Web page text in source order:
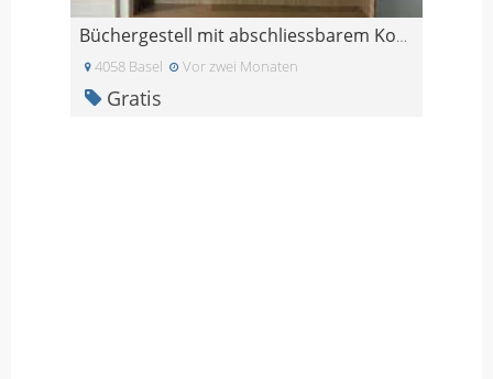
Büchergestell mit abschliessbarem Korpus und 3 Sch
4058 Basel Vor zwei Monaten
Gratis